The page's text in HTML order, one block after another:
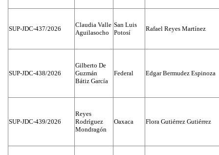
SUP-JDC-437/2026
Claudia Valle
Aguilasocho
San Luis
Potosí
Rafael Reyes Martínez
SUP-JDC-438/2026
Gilberto De
Guzmán
Bátiz García
Federal Edgar Bermudez Espinoza
SUP-JDC-439/2026
Reyes
Rodríguez
Mondragón
Oaxaca Flora Gutiérrez Gutiérrez